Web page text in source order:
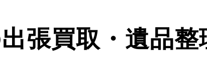
張買取・遺品